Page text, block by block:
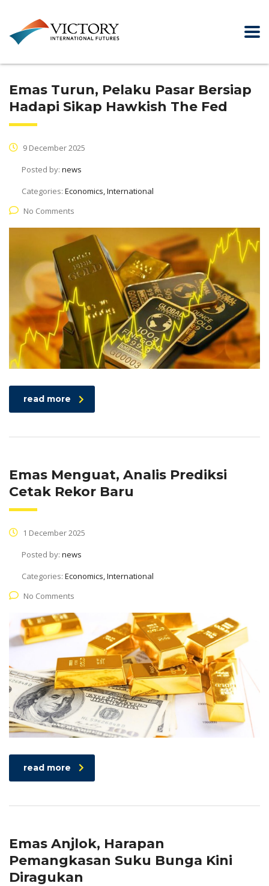
Emas Turun, Pelaku Pasar Bersiap
Hadapi Sikap Hawkish The Fed
9 December 2025
Posted by: news
Categories: Economics, International
No Comments
read more
Emas Menguat, Analis Prediksi
Cetak Rekor Baru
1 December 2025
Posted by: news
Categories: Economics, International
No Comments
read more
Emas Anjlok, Harapan
Pemangkasan Suku Bunga Kini
Diragukan